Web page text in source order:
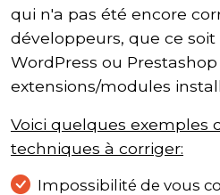
qui n'a pas été encore
développeurs, que ce soit
WordPress ou
extensions/modules
Voici quelques exemples
techniques à corriger:
Impossibilité de vous